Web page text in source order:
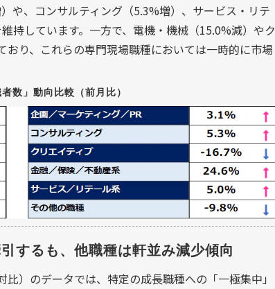
や、コンサルティング（5.3%増）、サービス・リテ
持しています。一方で、電機・機械（15.0%減）やク
り、これらの専門現場職種においては一時的に市場
数」動向比較（前月比）
するも、他職種は軒並み減少傾向
）のデータでは、特定の成長職種への「一極集中」